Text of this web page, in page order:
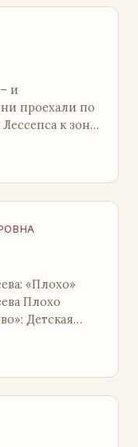
и
проехали по
к зоне
«Плохо»
Плохо
Детская